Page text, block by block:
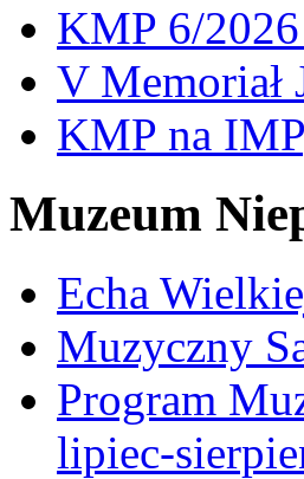
KMP 6/
V Memoriał
KMP na
Muzeum
Echa
Muzyczny
Program
lipiec-